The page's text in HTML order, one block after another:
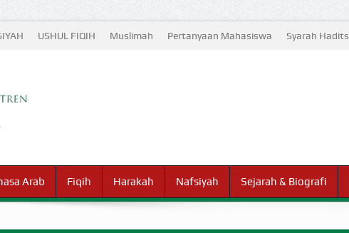
USHUL FIQIH Muslimah Pertanyaan Mahasiswa Syarah Hadits
Arab Fiqih Harakah Nafsiyah Sejarah & Biografi